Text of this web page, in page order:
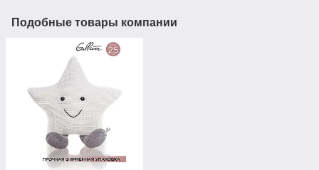
Подобные товары компании